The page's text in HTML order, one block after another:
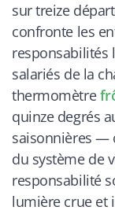
sur treize
confronte les
responsabilités
salariés de la
thermomètre
quinze degrés
saisonnières —
du système de
responsabilité
lumière crue et